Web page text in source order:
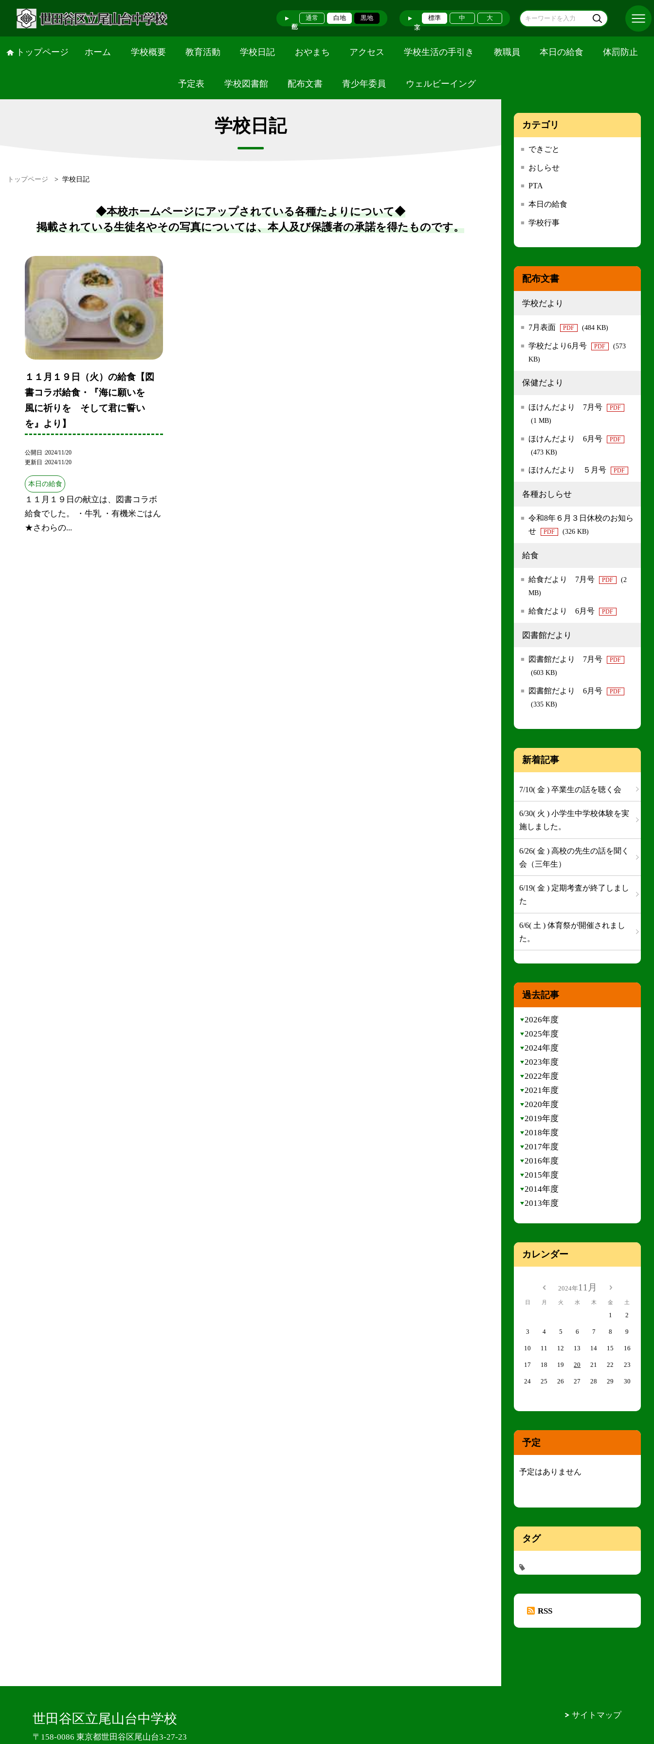
通常 白地 黒地 標準 中 大
トップページ ホーム 学校概要 教育活動 学校日記 おやまち アクセス 学校生活の手引き 教職員 本日の給食 体罰防止
予定表 学校図書館 配布文書 青少年委員 ウェルビーイング
学校日記
トップページ > 学校日記
◆本校ホームページにアップされている各種たよりについて◆
掲載されている生徒名やその写真については、本人及び保護者の承諾を得たものです。
１１月１９日（火）の給食【図
書コラボ給食・『海に願いを
風に祈りを そして君に誓い
を』より】
公開日
2024/11/20
更新日
2024/11/20
本日の給食
１１月１９日の献立は、図書コラボ
給食でした。 ・牛乳 ・有機米ごはん
★さわらの...
カテゴリ
できごと
おしらせ
PTA
本日の給食
学校行事
配布文書
学校だより
7月表面 PDF (484 KB)
学校だより6月号 PDF
(573
KB)
保健だより
ほけんだより 7月号 PDF
(1 MB)
ほけんだより 6月号 PDF
(473 KB)
ほけんだより ５月号 PDF
各種おしらせ
令和8年６月３日休校のお知ら
せ
PDF (326 KB)
給食
給食だより 7月号 PDF
(2
MB)
給食だより 6月号 PDF
図書館だより
図書館だより 7月号 PDF
(603 KB)
図書館だより 6月号 PDF
(335 KB)
新着記事
7/10( 金 ) 卒業生の話を聴く会
6/30( 火 ) 小学生中学校体験を実
施しました。
6/26( 金 ) 高校の先生の話を聞く
会（三年生）
6/19( 金 ) 定期考査が終了しまし
た
6/6( 土 ) 体育祭が開催されまし
た。
過去記事
2026年度
2025年度
2024年度
2023年度
2022年度
2021年度
2020年度
2019年度
2018年度
2017年度
2016年度
2015年度
2014年度
2013年度
カレンダー
2024年11月
日 月 火 水 木 金 土
1 2
3 4 5 6 7 8 9
10 11 12 13 14 15 16
17 18 19 20 21 22 23
24 25 26 27 28 29 30
予定
予定はありません
タグ
RSS
世田谷区立尾山台中学校
〒158-0086 東京都世田谷区尾山台3-27-23
サイトマップ